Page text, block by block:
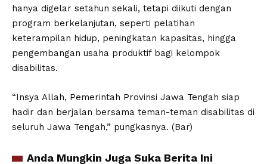
hanya digelar setahun sekali, tetapi diikuti dengan
program berkelanjutan, seperti pelatihan
keterampilan hidup, peningkatan kapasitas, hingga
pengembangan usaha produktif bagi kelompok
disabilitas.
“Insya Allah, Pemerintah Provinsi Jawa Tengah siap
hadir dan berjalan bersama teman-teman disabilitas di
seluruh Jawa Tengah,” pungkasnya. (Bar)
Anda Mungkin Juga Suka Berita Ini